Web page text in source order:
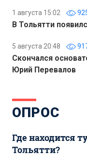
1 августа 15:02
В Тольятти
5 августа 20:48
Скончался
Юрий Перевалов
ОПРОС
Где находится
Тольятти?